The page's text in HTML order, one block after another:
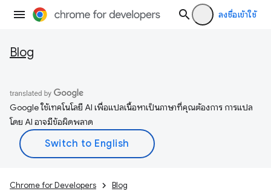
ลงชื่อเข้าใช้
Blog
Google ใช้เทคโนโลยี AI เพื่อแปลเนื้อหาเป็นภาษาที่คุณต้องการ การแปล
โดย AI อาจมีข้อผิดพลาด
Chrome for Developers Blog